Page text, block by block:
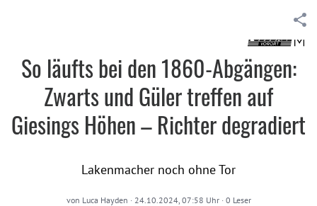
So läufts bei den 1860-Abgängen:
Zwarts und Güler treffen auf
Giesings Höhen – Richter degradiert
Lakenmacher noch ohne Tor
von Luca Hayden · 24.10.2024, 07:58 Uhr· 0 Leser